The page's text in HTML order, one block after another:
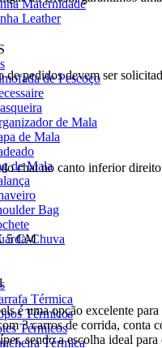
Maternidade
Leather
de Pescoço
de Mala
de Mala
de Mala
Bag
Chuva
Térmica
Térmicos
Térmicos
Térmica
de pedidos devem ser
chat no canto inferior
5 CM
é uma opção excelente para
3 carros de corrida, conta
sendo a escolha ideal para